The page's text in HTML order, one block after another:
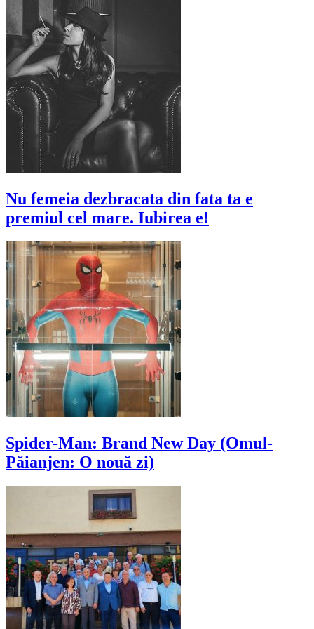
Nu femeia dezbracata din fata ta e
premiul cel mare. Iubirea e!
Spider-Man: Brand New Day (Omul-
Păianjen: O nouă zi)